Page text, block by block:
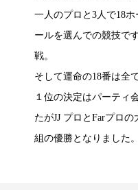
一人のプロと3人で18
ールを選んでの競技で
戦。
そして運命の18番は全
１位の決定はパーティ
たがJJ プロとFarプロ
組の優勝となりました。